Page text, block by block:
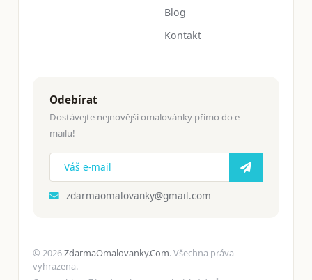
Blog
Kontakt
Odebírat
Dostávejte nejnovější omalovánky přímo do e-
mailu!
zdarmaomalovanky@gmail.com
© 2026ZdarmaOmalovanky.Com. Všechna práva
vyhrazena.